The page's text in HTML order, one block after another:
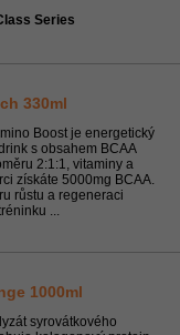
Series
330ml
Boost je energetický
s obsahem BCAA
2:1:1, vitaminy a
získáte 5000mg BCAA.
růstu a regeneraci
...
1000ml
syrovátkového